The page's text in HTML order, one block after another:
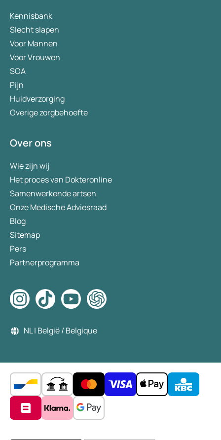
Kennisbank
Slecht slapen
Voor Mannen
Voor Vrouwen
SOA
Pijn
Huidverzorging
Overige zorgbehoefte
Over ons
Wie zijn wij
Het proces van Dokteronline
Samenwerkende artsen
Onze Medische Adviesraad
Blog
Sitemap
Pers
Partnerprogramma
NL | België / Belgique